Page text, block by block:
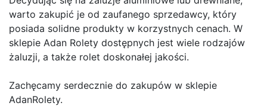
warto zakupić je od zaufanego sprzedawcy, który
posiada solidne produkty w korzystnych cenach. W
sklepie Adan Rolety dostępnych jest wiele rodzajów
żaluzji, a także rolet doskonałej jakości.
Zachęcamy serdecznie do zakupów w sklepie
AdanRolety.